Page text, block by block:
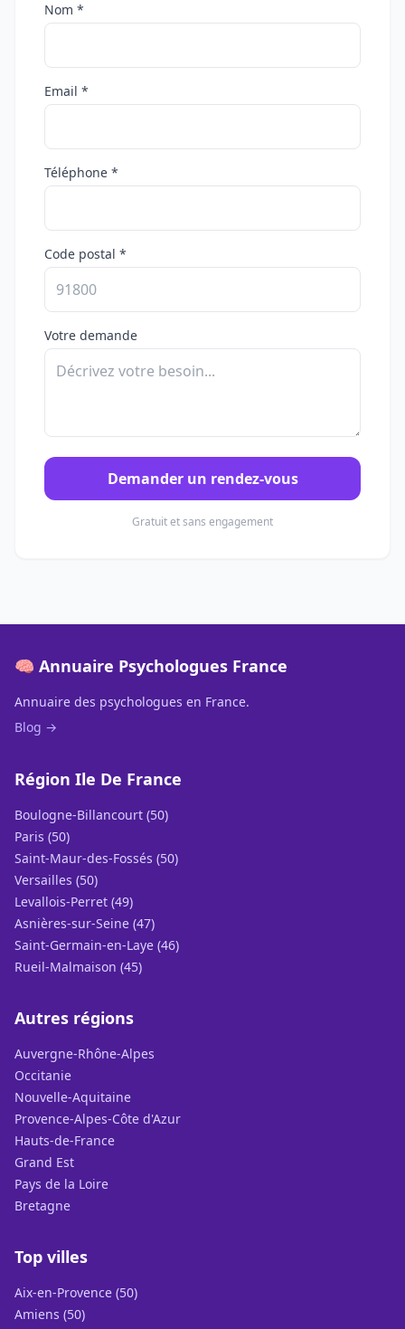
Nom *
Email *
Téléphone *
Code postal *
Votre demande
Demander un rendez-vous
Gratuit et sans engagement
🧠 Annuaire Psychologues France
Annuaire des psychologues en France.
Blog →
Région Ile De France
Boulogne-Billancourt (50)
Paris (50)
Saint-Maur-des-Fossés (50)
Versailles (50)
Levallois-Perret (49)
Asnières-sur-Seine (47)
Saint-Germain-en-Laye (46)
Rueil-Malmaison (45)
Autres régions
Auvergne-Rhône-Alpes
Occitanie
Nouvelle-Aquitaine
Provence-Alpes-Côte d'Azur
Hauts-de-France
Grand Est
Pays de la Loire
Bretagne
Top villes
Aix-en-Provence (50)
Amiens (50)